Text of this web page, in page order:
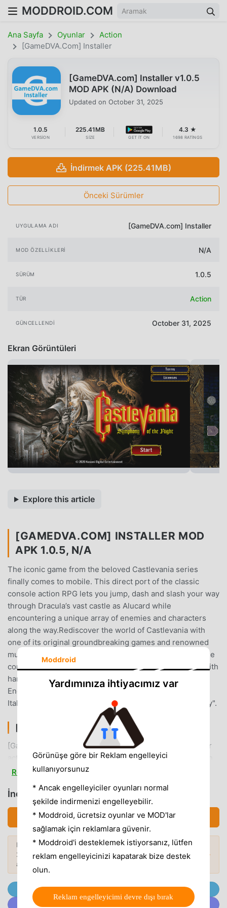
MODDROID.COM
Ana Sayfa Oyunlar
Action
[GameDVA.com] Installer
[GameDVA.com] Installer v1.0.5
MOD APK (N/A) Download
Updated on October 31, 2025
1.0.5
VERSION
225.41MB
SIZE GET IT ON
4.3 ★
1698 RATINGS
İndirmek APK (225.41MB)
Önceki Sürümler
UYGULAMA ADI [GameDVA.com] Installer
MOD ÖZELLIKLERI N/A
SÜRÜM 1.0.5
TÜR Action
GÜNCELLENDI October 31, 2025
Ekran Görüntüleri
Explore this article
[GAMEDVA.COM] INSTALLER MOD
APK 1.0.5, N/A
The iconic game from the beloved Castlevania series
finally comes to mobile. This direct port of the classic
console action RPG lets you jump, dash and slash your way
through Dracula’s vast castle as Alucard while
encountering a unique array of enemies and characters
along the way.Rediscover the world of Castlevania with
one of its original groundbreaking games and renowned
music and graphics.□FeaturesFully compatible with game
controllersNew continue featureUnlock achievements with
hard-fought battle milestonesAvailable in 6 languages:
English, Japanese, German, French,
Italian, Spanish□Notes・Pixel 4Turn off "Smooth Display".
[GAMEDVA.COM] INSTALLER GIRIŞ
[GameDVA.com] Installer Son zamanlarda çok popüler bir
action oyunu olarak, tüm dünyada action oyunlarını seven
birçok hayran kazandı. Dünyanın en büyük mod apk
ücretsiz oyun indirme sitesi olan bu oyunu indirmek
istiyorsanız -- moddroid en iyi seçiminiz. moddroid size
sadece [GameDVA.com] Installer 1.0.5'ın en son sürümünü
ücretsiz olarak sunmakla kalmaz, aynı zamanda
N/Amodunu ücretsiz olarak sağlar, oyundaki tekrarlayan
mekanik görevleri kaydetmenize yardımcı olur, böylece
odaklanabilirsiniz oyunun kendisinin getirdiği neşenin
tadını çıkarmak üzerine. moddroid, herhangi bir
[GameDVA.com] Installer modunun oyunculardan herhangi
bir ücret talep etmeyeceğini ve %100 güvenli, kullanılabilir
ve kurulumu ücretsiz olduğunu vaat ediyor. Sadece
Read more
İndirmek [GameDVA.com] Installer (MOD, N/A)
İndirmek APK (225.41MB)
Daha fazlasını keşfetmek ister misiniz?
2026'ninen popüler Mod APK'larınagöz
atın.
Popüler Modlar →
@MODDROID.CO'ya Telegram Kanalında Katılın
@MODDROID.CO'ya Discord Topluluğunda katılın
Moddroid
Yardımınıza ihtiyacımız var
Görünüşe göre bir Reklam engelleyici
kullanıyorsunuz
* Ancak engelleyiciler oyunları normal
şekilde indirmenizi engelleyebilir.
* Moddroid, ücretsiz oyunlar ve MOD'lar
sağlamak için reklamlara güvenir.
* Moddroid'i desteklemek istiyorsanız, lütfen
reklam engelleyicinizi kapatarak bize destek
olun.
Reklam engelleyicimi devre dışı bırak